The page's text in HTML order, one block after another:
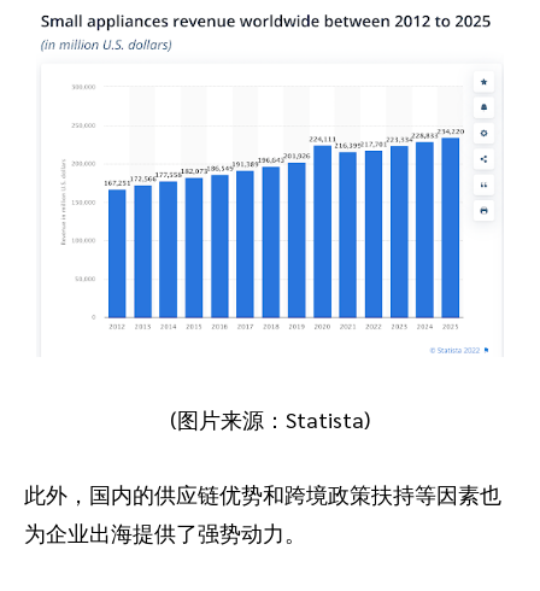
(图片来源：Statista)
此外，国内的供应链优势和跨境政策扶持等因素也
为企业出海提供了强势动力。